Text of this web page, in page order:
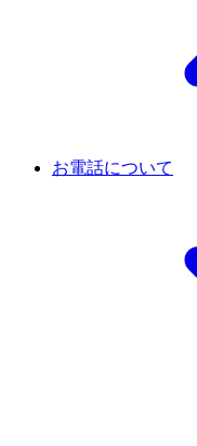
お電話について